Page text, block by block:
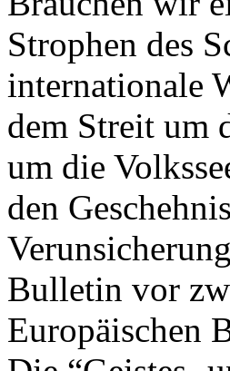
Strophen des
internationale
dem Streit um
um die
den
Bulletin vor
Europäischen